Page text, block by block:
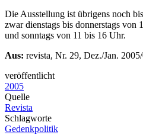
Die Ausstellung ist übrigens noch
zwar dienstags bis donnerstags von
und sonntags von 11 bis 16 Uhr.
Aus: revista, Nr. 29, Dez./Jan.
veröffentlicht
2005
Quelle
Revista
Schlagworte
Gedenkpolitik